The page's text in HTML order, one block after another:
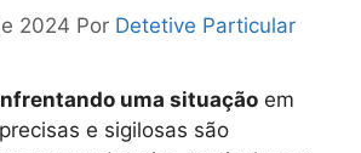
2024 Por Detetive Particular
uma situação em
e sigilosas são